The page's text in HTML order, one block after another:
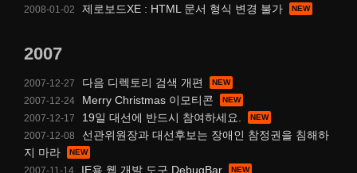
2008-01-02 제로보드XE : HTML 문서 형식 변경 불가
2007
2007-12-27 다음 디렉토리 검색 개편
2007-12-24 Merry Christmas 이모티콘
2007-12-17 19일 대선에 반드시 참여하세요.
2007-12-08
선관위원장과 대선후보는 장애인 참정권을 침해하
지 마라
2007-11-14 IE용 웹 개발 도구 DebugBar